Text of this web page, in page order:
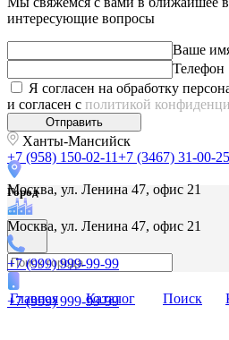
Москва, ул. Ленина 47, офис 21
Москва, ул. Ленина 47, офис 21
+7 (999) 999-99-99
+7 (999) 999-99-99
интересующие вопросы
Ваше
Телефон
Я согласен на обработку
и согласен с политикой
Отправить
Ханты-Мансийск
+7 (958) 150-02-11+7 (3467) 31-00-25
Город
Главная Каталог Поиск